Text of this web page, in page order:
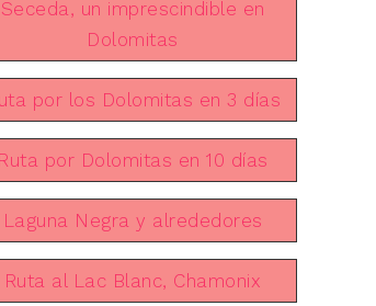
Seceda, un imprescindible en
Dolomitas
por los Dolomitas en 3 días
Ruta por Dolomitas en 10 días
Laguna Negra y alrededores
Ruta al Lac Blanc, Chamonix